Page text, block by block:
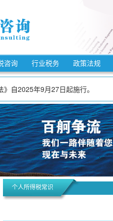
咨询 行业税务 政策法规
修复管理办法》自2025年12月25
不正当竞争法》自2025年10月15
2027年12月31日，适用3%预征率
》自2025年9月27日起施行。
年12月31日，增值税小规模
年12月31日，对月销售额10
2026年3月1日起施行。
值税法实施条例》自2026年1月1日
年12月31日，允许先进制造业
值税法》自2026年1月1日起施行。
修复管理办法》自2025年12月25
不正当竞争法》自2025年10月15
个人所得税常识